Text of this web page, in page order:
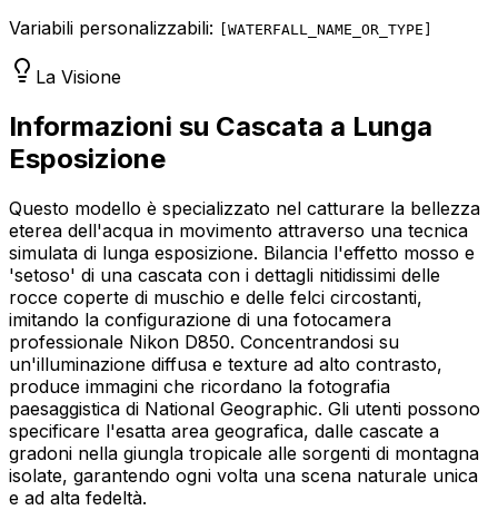
Variabili personalizzabili:
WATERFALL_NAME_OR_TYPE
La Visione
Informazioni su Cascata a Lunga
Esposizione
Questo modello è specializzato nel catturare la bellezza
eterea dell'acqua in movimento attraverso una tecnica
simulata di lunga esposizione. Bilancia l'effetto mosso e
'setoso' di una cascata con i dettagli nitidissimi delle
rocce coperte di muschio e delle felci circostanti,
imitando la configurazione di una fotocamera
professionale Nikon D850. Concentrandosi su
un'illuminazione diffusa e texture ad alto contrasto,
produce immagini che ricordano la fotografia
paesaggistica di National Geographic. Gli utenti possono
specificare l'esatta area geografica, dalle cascate a
gradoni nella giungla tropicale alle sorgenti di montagna
isolate, garantendo ogni volta una scena naturale unica
e ad alta fedeltà.